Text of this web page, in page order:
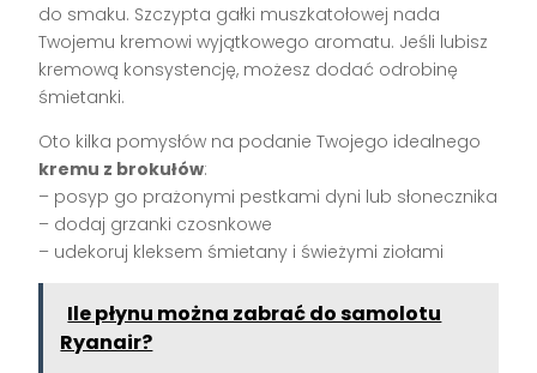
do smaku. Szczypta gałki muszkatołowej nada
Twojemu kremowi wyjątkowego aromatu. Jeśli lubisz
kremową konsystencję, możesz dodać odrobinę
śmietanki.
Oto kilka pomysłów na podanie Twojego idealnego
kremu z brokułów:
– posyp go prażonymi pestkami dyni lub słonecznika
– dodaj grzanki czosnkowe
– udekoruj kleksem śmietany i świeżymi ziołami
Ile płynu można zabrać do samolotu
Ryanair?